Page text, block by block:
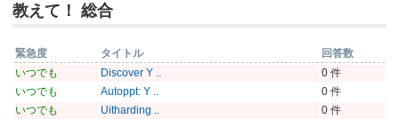
教えて！ 総合
緊急度 タイトル
回答数
いつでも
Discover Y ..
0 件
いつでも
Autoppt: Y ..
0 件
いつでも
Uitharding ..
0 件